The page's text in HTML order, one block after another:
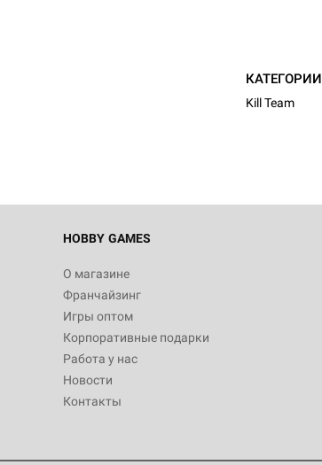
КАТЕГОРИИ
Kill Team
HOBBY GAMES
О магазине
Франчайзинг
Игры оптом
Корпоративные подарки
Работа у нас
Новости
Контакты
Настольная игра Hobby World Монстры
Белая смерть
12 990
Настольная игра Hobby World Берсерк.
3 490